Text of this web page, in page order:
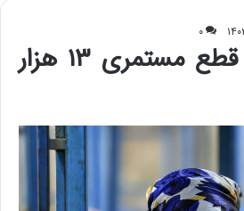
۰
مجلس پیگیر قطع مستمری ۱۳ هزار